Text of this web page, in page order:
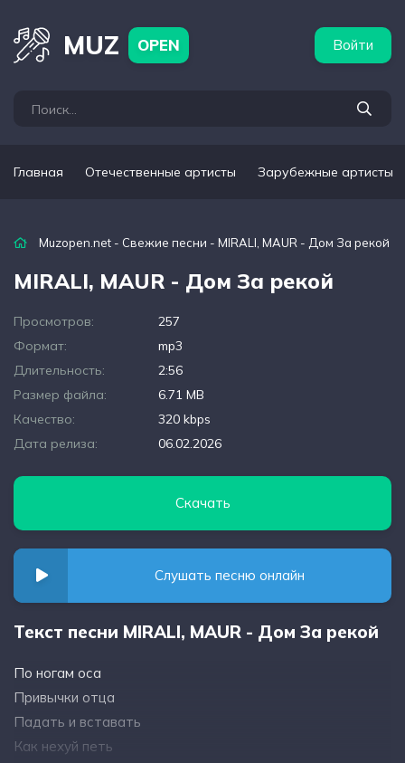
MUZ OPEN Войти
Главная Отечественные артисты Зарубежные артисты
Muzopen.net - Свежие песни - MIRALI, MAUR - Дом За рекой
MIRALI, MAUR - Дом За рекой
Просмотров:
257
Формат:
mp3
Длительность:
2:56
Размер файла:
6.71 MB
Качество:
320 kbps
Дата релиза:
06.02.2026
Скачать
Слушать песню онлайн
Текст песни MIRALI, MAUR - Дом За рекой
По ногам оса
Привычки отца
Падать и вставать
Как нехуй петь
артисты Популярные подборки